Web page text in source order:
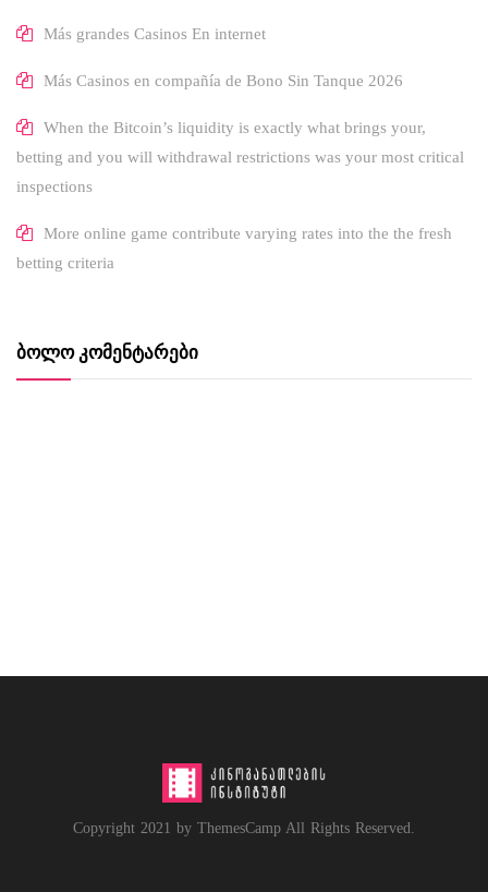
Más grandes Casinos En internet
Más Casinos en compañía de Bono Sin Tanque 2026
When the Bitcoin’s liquidity is exactly what brings your,
betting and you will withdrawal restrictions was your most critical
inspections
More online game contribute varying rates into the the fresh
betting criteria
ᲑᲝᲚᲝ ᲙᲝᲛᲔᲜᲢᲐᲠᲔᲑᲘ
Copyright 2021 by ThemesCamp All Rights Reserved.